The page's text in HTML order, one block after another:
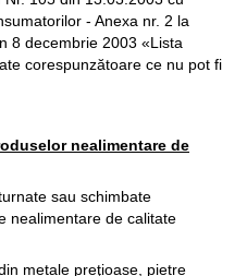
- Anexa nr. 2 la
8 decembrie 2003 «Lista
corespunzătoare ce nu pot fi
nealimentare de
sau schimbate
nealimentare de calitate
metale preţioase, pietre